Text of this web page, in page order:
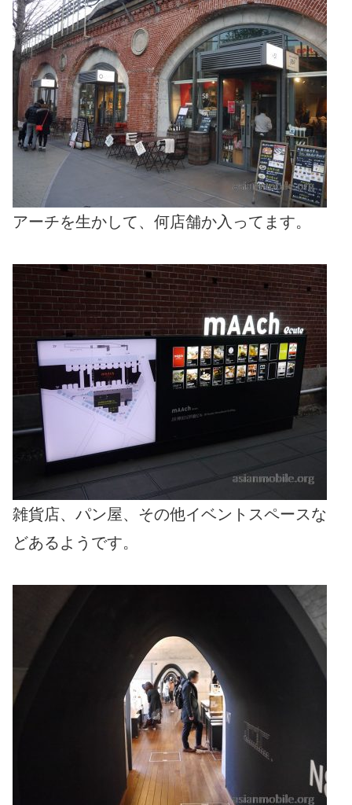
アーチを生かして、何店舗か入ってます。
雑貨店、パン屋、その他イベントスペースな
どあるようです。